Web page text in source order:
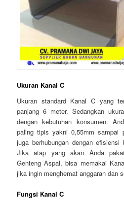
Ukuran Kanal C
Ukuran standard Kanal C yang
panjang 6 meter. Sedangkan
dengan kebutuhan konsumen.
paling tipis yakni 0,55mm sampai
juga berhubungan dengan
Jika atap yang akan Anda
Genteng Aspal, bisa memakai
jika ingin menghemat anggaran dan
Fungsi Kanal C